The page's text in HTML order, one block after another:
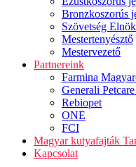
Bronzkoszorús
Szövetség
Mestertenyésztő
Mestervezető
Partnereink
Farmina
Generali
Rebiopet
ONE
FCI
Magyar kutyafajták
Kapcsolat